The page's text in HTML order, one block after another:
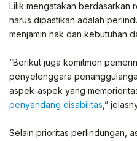
Lilik mengatakan berdasarkan
harus dipastikan adalah
menjamin hak dan kebutuhan
“Berikut juga komitmen
penyelenggara
aspek-aspek yang
penyandang disabilitas ,”
Selain prioritas perlindungan,